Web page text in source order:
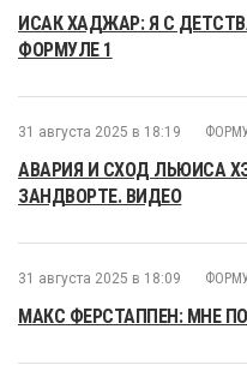
ИСАК ХАДЖАР: Я С
ФОРМУЛЕ 1
31 августа 2025 в 18:19
АВАРИЯ И СХОД ЛЬЮИСА
ЗАНДВОРТЕ. ВИДЕО
31 августа 2025 в 18:09
МАКС ФЕРСТАППЕН: МНЕ